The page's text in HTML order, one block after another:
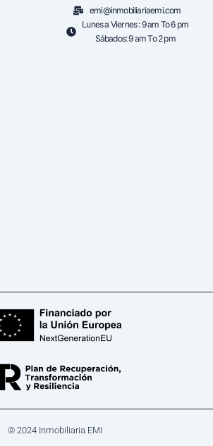
emi@inmobiliariaemi.com
Lunes a Viernes : 9 am To 6 pm
Sábados: 9 am To 2 pm
© 2024 Inmobiliaria EMI